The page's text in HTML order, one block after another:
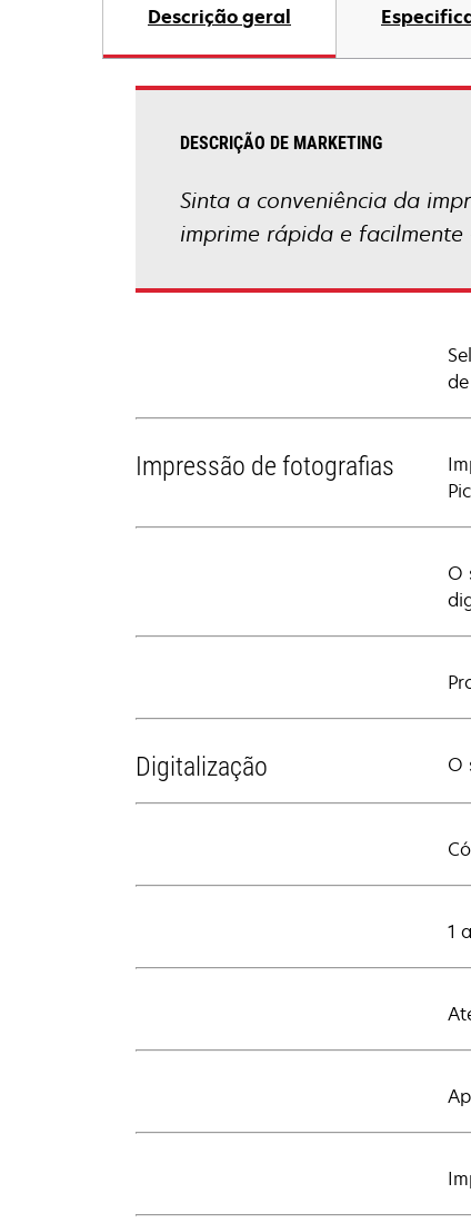
Descrição geral
DESCRIÇÃO DE MARKETING
Sinta a conveniência da
imprime rápida e
Impressão de fotografias
O
Digitalização O
1